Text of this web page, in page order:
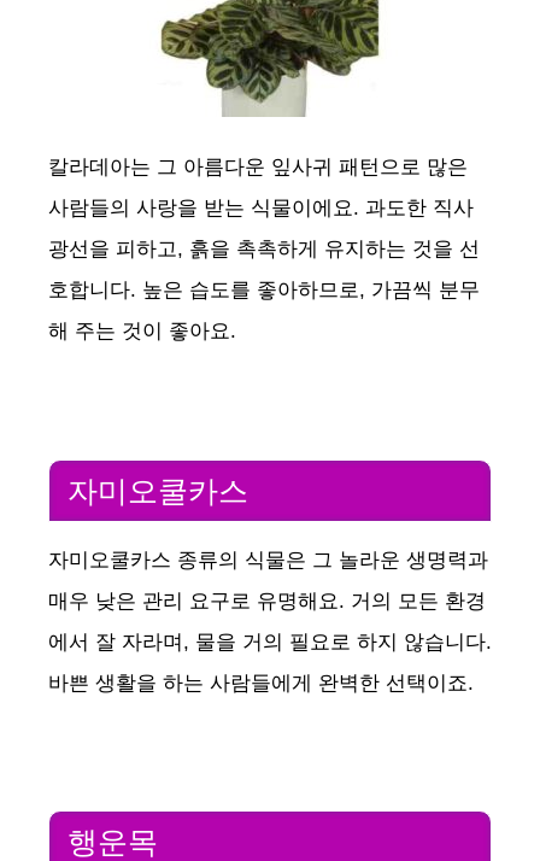
칼라데아는 그 아름다운 잎사귀 패턴으로 많은
사람들의 사랑을 받는 식물이에요. 과도한 직사
광선을 피하고, 흙을 촉촉하게 유지하는 것을 선
호합니다. 높은 습도를 좋아하므로, 가끔씩 분무
해 주는 것이 좋아요.
자미오쿨카스
자미오쿨카스 종류의 식물은 그 놀라운 생명력과
매우 낮은 관리 요구로 유명해요. 거의 모든 환경
에서 잘 자라며, 물을 거의 필요로 하지 않습니다.
바쁜 생활을 하는 사람들에게 완벽한 선택이죠.
행운목